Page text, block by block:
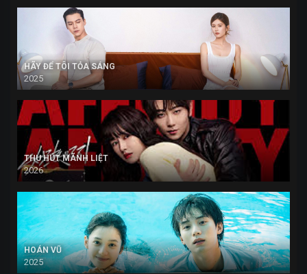
HÃY ĐỂ TÔI TỎA SÁNG
2025
THU HÚT MÃNH LIỆT
2026
HOÁN VŨ
2025